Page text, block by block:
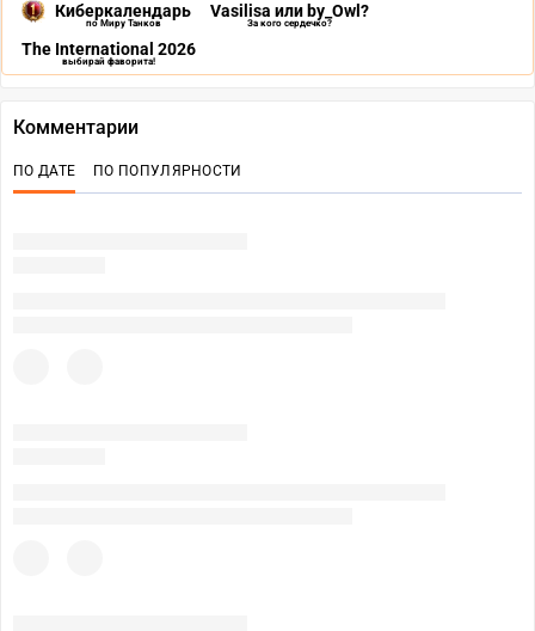
Киберкалендарь
по Миру Танков
Vasilisa или by_Owl?
За кого сердечко?
The International 2026
выбирай фаворита!
Комментарии
ПО ДАТЕ ПО ПОПУЛЯРНОСТИ